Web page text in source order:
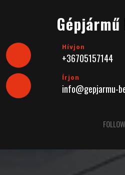
Hívjon
+36705157144
Írjon
info@gepjarmu-
Button